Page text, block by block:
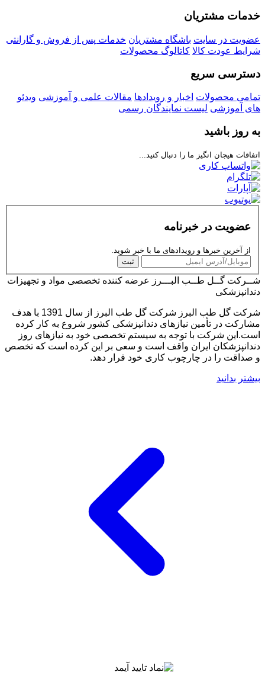
خدمات مشتریان
عضویت در سایت باشگاه مشتریان خدمات پس از فروش و گارانتی
شرایط عودت کالا کاتالوگ محصولات
دسترسی سریع
تمامی محصولات اخبار و رویدادها مقالات علمی و آموزشی ویدئو
های آموزشی لیست نمایندگان رسمی
به روز باشید
اتفاقات هیجان انگیز ما را دنبال کنید...
عضویت در خبرنامه
از آخرین خبرها و رویدادهای ما با خبر شوید.
ثبت
شــرکت گــل طــب البـــرز عرضه کننده تخصصی مواد و تجهیزات
دندانپزشکی
شرکت گل طب البرز شرکت گل طب البرز از سال 1391 با هدف
مشارکت در تأمین نیازهای دندانپزشکی کشور شروع به کار کرده
است.این شرکت با توجه به سیستم تخصصی خود به نیازهای روز
دندانپزشکان ایران واقف است و سعی بر این کرده است که تخصص
و صداقت را در چارچوب کاری خود قرار دهد.
بیشتر بدانید